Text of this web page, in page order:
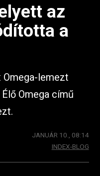
az
a
lemezt
Omega című
JANUÁR 10., 08:14
INDEX-BLOG